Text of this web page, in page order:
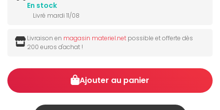
En stock
Livré mardi 11/08
Livraison en magasin materiel.net possible et offerte dès
200 euros d'achat !
Ajouter au panier